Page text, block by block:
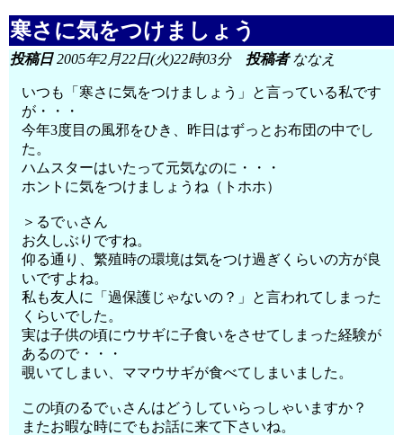
寒さに気をつけましょう
投稿日2005年2月22日(火)22時03分 投稿者ななえ
いつも「寒さに気をつけましょう」と言っている私です
が・・・
今年3度目の風邪をひき、昨日はずっとお布団の中でし
た。
ハムスターはいたって元気なのに・・・
ホントに気をつけましょうね（トホホ）
＞るでぃさん
お久しぶりですね。
仰る通り、繁殖時の環境は気をつけ過ぎくらいの方が良
いですよね。
私も友人に「過保護じゃないの？」と言われてしまった
くらいでした。
実は子供の頃にウサギに子食いをさせてしまった経験が
あるので・・・
覗いてしまい、ママウサギが食べてしまいました。
この頃のるでぃさんはどうしていらっしゃいますか？
またお暇な時にでもお話に来て下さいね。